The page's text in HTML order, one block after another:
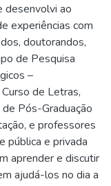
desenvolvi ao
experiências com
doutorandos,
de Pesquisa
–
de Letras,
Pós-Graduação
e professores
pública e privada
aprender e discutir
ajudá-los no dia a